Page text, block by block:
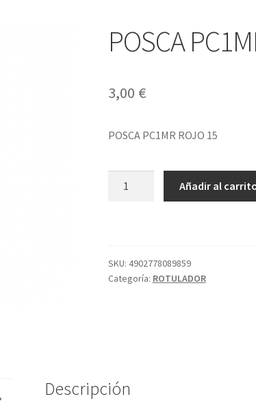
POSCA
3,00 €
POSCA PC1MR ROJO 15
Añadir al
SKU: 4902778089859
Categoría: ROTULADOR
Descripción